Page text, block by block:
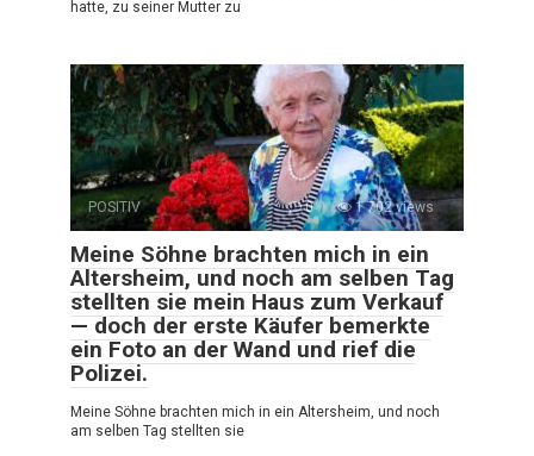
hatte, zu seiner Mutter zu
POSITIV 0 1 702 views
Meine Söhne brachten mich in ein
Altersheim, und noch am selben Tag
stellten sie mein Haus zum Verkauf
— doch der erste Käufer bemerkte
ein Foto an der Wand und rief die
Polizei.
Meine Söhne brachten mich in ein Altersheim, und noch
am selben Tag stellten sie